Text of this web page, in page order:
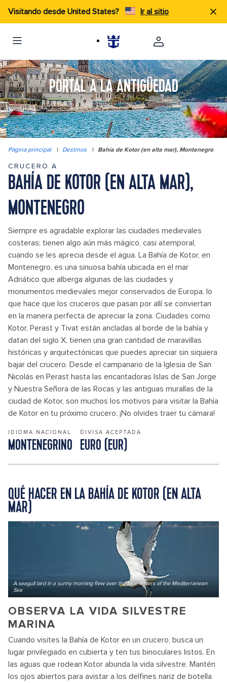
Visitando desde United States? Ir al sitio
PORTAL A LA ANTIGÜEDAD
Página principal | Destinos | Bahía de Kotor (en alta mar), Montenegro
CRUCERO A
BAHÍA DE KOTOR (EN ALTA MAR),
MONTENEGRO
Siempre es agradable explorar las ciudades medievales
costeras; tienen algo aún más mágico, casi atemporal,
cuando se les aprecia desde el agua. La Bahía de Kotor, en
Montenegro, es una sinuosa bahía ubicada en el mar
Adriático que alberga algunas de las ciudades y
monumentos medievales mejor conservados de Europa, lo
que hace que los cruceros que pasan por allí se conviertan
en la manera perfecta de apreciar la zona. Ciudades como
Kotor, Perast y Tivat están ancladas al borde de la bahía y
datan del siglo X, tienen una gran cantidad de maravillas
históricas y arquitectónicas que puedes apreciar sin siquiera
bajar del crucero. Desde el campanario de la Iglesia de San
Nicolás en Perast hasta las encantadoras Islas de San Jorge
y Nuestra Señora de las Rocas y las antiguas murallas de la
ciudad de Kotor, son muchos los motivos para visitar la Bahía
de Kotor en tu próximo crucero. ¡No olvides traer tu cámara!
IDIOMA NACIONAL
MONTENEGRINO
DIVISA ACEPTADA
EURO (EUR)
QUÉ HACER EN LA BAHÍA DE KOTOR (EN ALTA
MAR)
A seagull bird in a sunny morning flew over the blue waters of the Mediterranean
Sea
OBSERVA LA VIDA SILVESTRE
MARINA
Cuando visites la Bahía de Kotor en un crucero, busca un
lugar privilegiado en cubierta y ten tus binoculares listos. En
las aguas que rodean Kotor abunda la vida silvestre. Mantén
los ojos abiertos para avistar a los delfines nariz de botella